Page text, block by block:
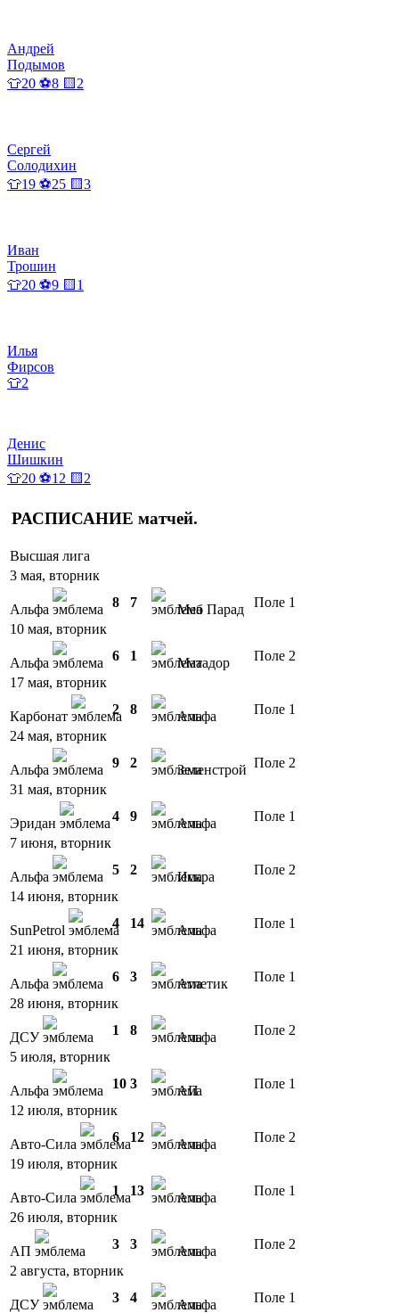
Андрей
Подымов
👕20 ⚽8 🟨2
Сергей
Солодихин
👕19 ⚽25 🟨3
Иван
Трошин
👕20 ⚽9 🟨1
Илья
Фирсов
👕2
Денис
Шишкин
👕20 ⚽12 🟨2
РАСПИСАНИЕ матчей.
Высшая лига
3 мая, вторник
Альфа 8 7 Меб Парад
Поле 1
10 мая, вторник
Альфа 6 1 Матадор
Поле 2
17 мая, вторник
Карбонат 2 8 Альфа
Поле 1
24 мая, вторник
Альфа 9 2 Зеленстрой Поле 2
31 мая, вторник
Эридан 4 9 Альфа
Поле 1
7 июня, вторник
Альфа 5 2 Искра
Поле 2
14 июня, вторник
SunPetrol 4 14 Альфа
Поле 1
21 июня, вторник
Альфа 6 3 Атлетик
Поле 1
28 июня, вторник
ДСУ 1 8 Альфа
Поле 2
5 июля, вторник
Альфа 10 3 АП
Поле 1
12 июля, вторник
Авто-Сила 6 12 Альфа
Поле 2
19 июля, вторник
Авто-Сила 1 13 Альфа
Поле 1
26 июля, вторник
АП 3 3 Альфа
Поле 2
2 августа, вторник
ДСУ 3 4 Альфа
Поле 1